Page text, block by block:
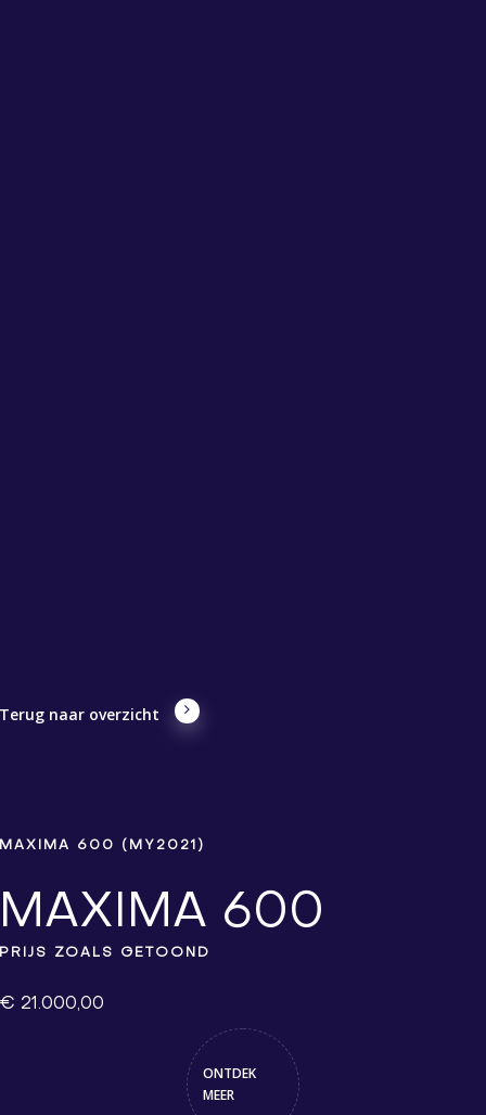
naar overzicht
600 (MY2021)
600
ZOALS GETOOND
21.000,00
ONTDEK
MEER